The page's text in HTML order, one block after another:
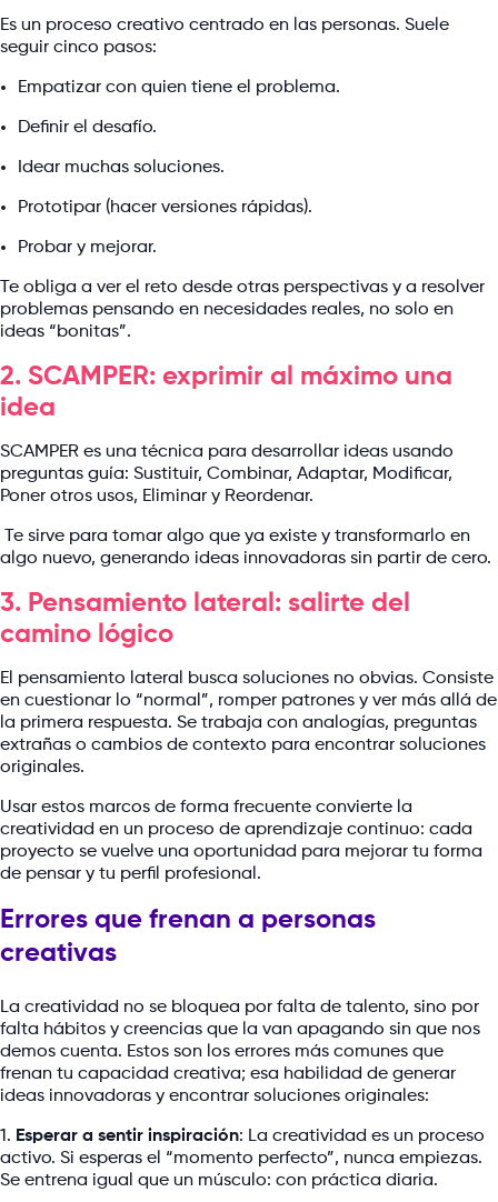
Es un proceso creativo centrado en las personas. Suele
seguir cinco pasos:
Empatizar con quien tiene el problema.
Definir el desafío.
Idear muchas soluciones.
Prototipar (hacer versiones rápidas).
Probar y mejorar.
Te obliga a ver el reto desde otras perspectivas y a resolver
problemas pensando en necesidades reales, no solo en
ideas “bonitas”.
2. SCAMPER: exprimir al máximo una
idea
SCAMPER es una técnica para desarrollar ideas usando
preguntas guía: Sustituir, Combinar, Adaptar, Modificar,
Poner otros usos, Eliminar y Reordenar.
Te sirve para tomar algo que ya existe y transformarlo en
algo nuevo, generando ideas innovadoras sin partir de cero.
3. Pensamiento lateral: salirte del
camino lógico
El pensamiento lateral busca soluciones no obvias. Consiste
en cuestionar lo “normal”, romper patrones y ver más allá de
la primera respuesta. Se trabaja con analogías, preguntas
extrañas o cambios de contexto para encontrar soluciones
originales.
Usar estos marcos de forma frecuente convierte la
creatividad en un proceso de aprendizaje continuo: cada
proyecto se vuelve una oportunidad para mejorar tu forma
de pensar y tu perfil profesional.
Errores que frenan a personas
creativas
La creatividad no se bloquea por falta de talento, sino por
falta hábitos y creencias que la van apagando sin que nos
demos cuenta. Estos son los errores más comunes que
frenan tu capacidad creativa; esa habilidad de generar
ideas innovadoras y encontrar soluciones originales:
1. Esperar a sentir inspiración: La creatividad es un proceso
activo. Si esperas el “momento perfecto”, nunca empiezas.
Se entrena igual que un músculo: con práctica diaria.